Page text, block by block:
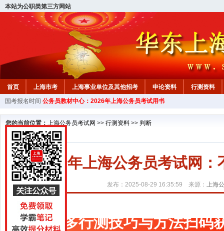
本站为公职类第三方网站
首页 上海市考 上海事业单位及其他招考 申论资料
行测资料
国考报名时间 公务员教材中心：2026年上海公务员考试用书
您的当前位置： 上海公务员考试网 >> 行测资料 >> 判断
2026年上海公务员考试网
发布：2025-08-29 16:35:59 来源： 上海
更多行测技巧与方法扫码